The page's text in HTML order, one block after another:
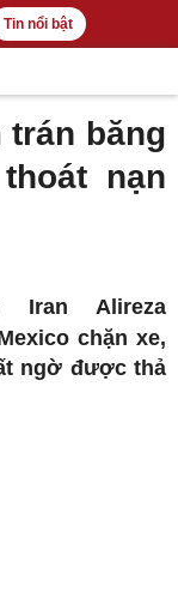
Tin nổi bật
băng
nạn
Iran Alireza
chặn xe,
ngờ được thả